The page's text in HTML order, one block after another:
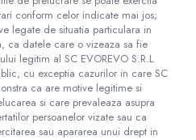
conform celor indicate mai jos;
legate de situatia particulara in
ca datele care o vizeaza sa fie
legitim al SC​ ​EVOREVO​ ​S.R.L
cu exceptia cazurilor in care SC​
ca are motive legitime si
si care prevaleaza asupra
persoanelor vizate sau ca
sau apararea unui drept in